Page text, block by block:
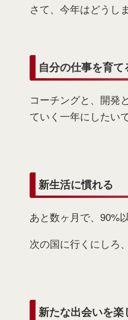
さて、今年はどうし
自分の仕事を育て
コーチングと、開発
ていく一年にしたいで
新生活に慣れる
あと数ヶ月で、90%
次の国に行くにしろ
新たな出会いを楽